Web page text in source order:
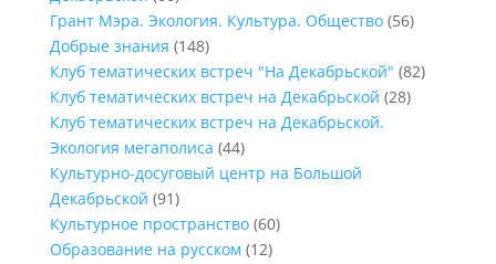
Грант Мэра. Экология. Культура. Общество(56)
Добрые знания (148)
Клуб тематических встреч "На Декабрьской" (82)
Клуб тематических встреч на Декабрьской (28)
Клуб тематических встреч на Декабрьской.
Экология мегаполиса (44)
Культурно-досуговый центр на Большой
Декабрьской (91)
Культурное пространство(60)
Образование на русском (12)